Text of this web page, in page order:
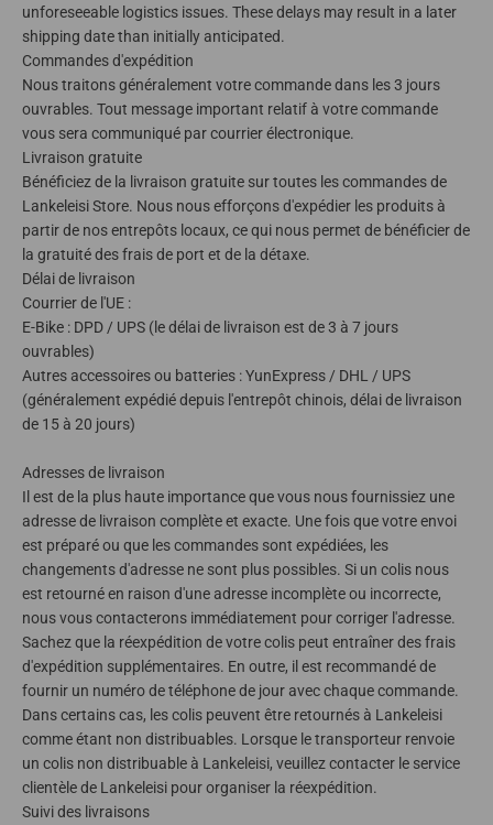
unforeseeable logistics issues. These delays may result in a later
shipping date than initially anticipated.
Commandes d'expédition
Nous traitons généralement votre commande dans les 3 jours
ouvrables. Tout message important relatif à votre commande
vous sera communiqué par courrier électronique.
Livraison gratuite
Bénéficiez de la livraison gratuite sur toutes les commandes de
Lankeleisi Store. Nous nous efforçons d'expédier les produits à
partir de nos entrepôts locaux, ce qui nous permet de bénéficier de
la gratuité des frais de port et de la détaxe.
Délai de livraison
Courrier de l'UE :
E-Bike : DPD / UPS (le délai de livraison est de 3 à 7 jours
ouvrables)
Autres accessoires ou batteries : YunExpress / DHL / UPS
(généralement expédié depuis l'entrepôt chinois, délai de livraison
de 15 à 20 jours)
Adresses de livraison
Il est de la plus haute importance que vous nous fournissiez une
adresse de livraison complète et exacte. Une fois que votre envoi
est préparé ou que les commandes sont expédiées, les
changements d'adresse ne sont plus possibles. Si un colis nous
est retourné en raison d'une adresse incomplète ou incorrecte,
nous vous contacterons immédiatement pour corriger l'adresse.
Sachez que la réexpédition de votre colis peut entraîner des frais
d'expédition supplémentaires. En outre, il est recommandé de
fournir un numéro de téléphone de jour avec chaque commande.
Dans certains cas, les colis peuvent être retournés à Lankeleisi
comme étant non distribuables. Lorsque le transporteur renvoie
un colis non distribuable à Lankeleisi, veuillez contacter le service
clientèle de Lankeleisi pour organiser la réexpédition.
Suivi des livraisons